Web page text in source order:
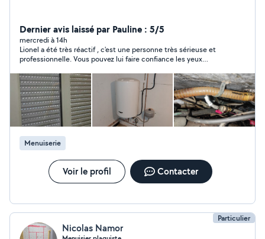
Dernier avis laissé par Pauline : 5/5
mercredi à 14h
Lionel a été très réactif , c'est une personne très sérieuse et
professionnelle. Vous pouvez lui faire confiance les yeux
Menuiserie
Voir le profil Contacter
Particulier
Nicolas Namor